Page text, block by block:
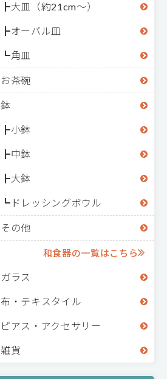
大皿（約21cm～）
オーバル皿
角皿
お茶碗
鉢
小鉢
中鉢
大鉢
ドレッシングボウル
その他
和食器の一覧はこちら
ガラス
布・テキスタイル
ピアス・アクセサリー
雑貨